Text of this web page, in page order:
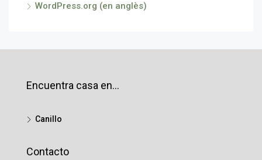
WordPress.org (en anglès)
Encuentra casa en…
Canillo
Contacto